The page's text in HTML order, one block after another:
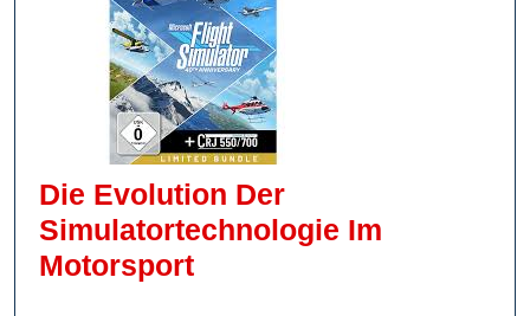
Die Evolution Der
Simulatortechnologie Im
MotorsportDie